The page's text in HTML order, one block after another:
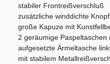
stabiler Frontreißverschluß
zusätzliche winddichte
große Kapuze mit
2 geräumige
aufgesetzte Ärmeltasche
mit stabilem